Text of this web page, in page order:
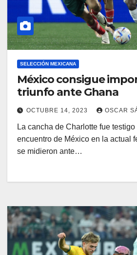
SELECCIÓN MEXICANA
México consigue
triunfo ante Ghana
OCTUBRE 14, 2023 OSCAR
La cancha de Charlotte fue
encuentro de México en la actual
se midieron ante…